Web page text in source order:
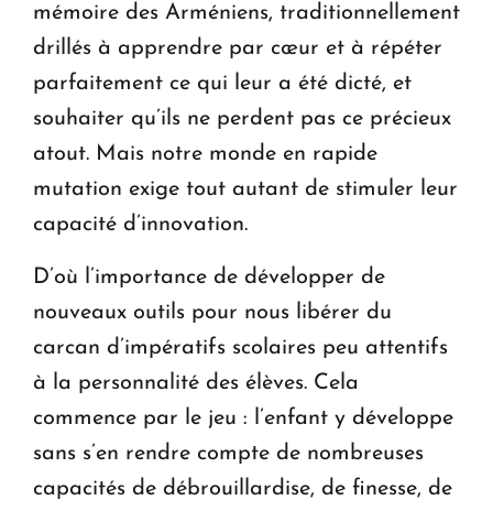
mémoire des Arméniens, traditionnellement
drillés à apprendre par cœur et à répéter
parfaitement ce qui leur a été dicté, et
souhaiter qu’ils ne perdent pas ce précieux
atout. Mais notre monde en rapide
mutation exige tout autant de stimuler leur
capacité d’innovation.
D’où l’importance de développer de
nouveaux outils pour nous libérer du
carcan d’impératifs scolaires peu attentifs
à la personnalité des élèves. Cela
commence par le jeu : l’enfant y développe
sans s’en rendre compte de nombreuses
capacités de débrouillardise, de finesse, de